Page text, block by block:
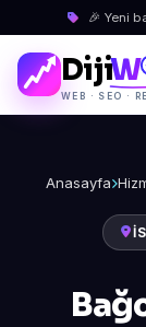
🎉 Yeni
DijiW
WEB · SEO ·
Anasayfa